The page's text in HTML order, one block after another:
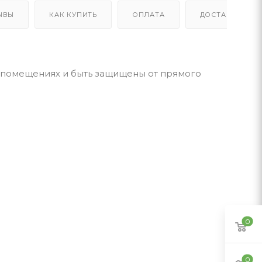
КАК КУПИТЬ ОПЛАТА ДОСТАВКА
и быть защищены от прямого
0
0